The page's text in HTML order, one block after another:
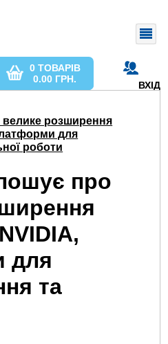
ВХІД
0 ТОВАРІВ
0.00 ГРН.
велике розширення
для
роботи
про
для
та